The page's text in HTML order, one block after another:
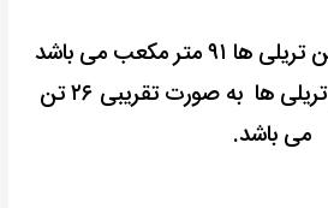
حجم قسمت باری این تریلی ها ۹۱ متر مکعب می باشد
وزن قابل حامل این تریلی ها به صورت تقریبی ۲۶ تن
می باشد.